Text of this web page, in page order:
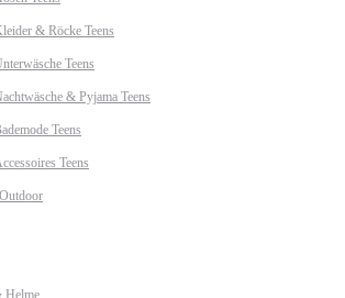
& Röcke Teens
Teens
& Pyjama Teens
Teens
Teens
Helme